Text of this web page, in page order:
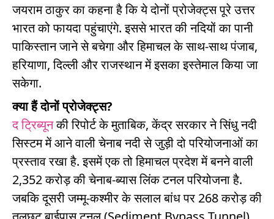
जयराम ठाकुर का कहना है कि ये दोनों प्रोजेक्ट्स पूरे उत्तर
भारत को फायदा पहुंचाएंगे. इससे भारत की नदियों का पानी
पाकिस्तान जाने से बचेगा और हिमाचल के साथ-साथ पंजाब,
हरियाणा, दिल्ली और राजस्थान में इसका इस्तेमाल किया जा
सकेगा.
क्या हैं दोनों प्रोजेक्ट्स?
द ट्रिब्यूनकी रिपोर्ट के मुताबिक, केंद्र सरकार ने सिंधु नदी
सिस्टम में आने वाली चेनाब नदी से जुड़ी दो परियोजनाओं का
प्रस्ताव रखा है. इसमें एक तो हिमाचल प्रदेश में बनने वाली
2,352 करोड़ की चेनाब-ब्यास लिंक टनल परियोजना है.
जबकि दूसरी जम्मू-कश्मीर के सलाल बांध पर 268 करोड़ की